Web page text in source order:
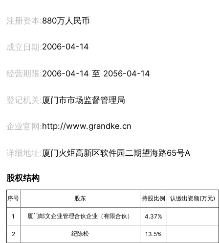
注册资本:880万人民币
成立日期:2006-04-14
经营期限: 2006-04-14 至 2056-04-14
登记机关:厦门市市场监督管理局
企业官网:http://www.grandke.cn
详细地址:厦门火炬高新区软件园二期望海路65号A504
股权结构
序号 股东 持股比例 认缴出资额(万元)
1 厦门邮文企业管理合伙企业（有限合伙） 4.37%
2 纪陈松 13.5%